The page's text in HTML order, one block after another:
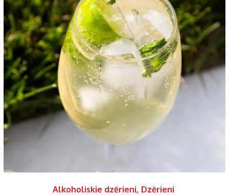
Alkoholiskie dzērieni, Dzērieni